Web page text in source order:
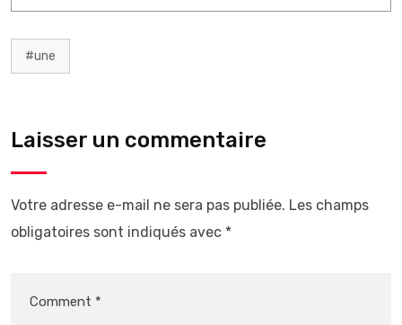
#une
Laisser un commentaire
Votre adresse e-mail ne sera pas publiée. Les champs
obligatoires sont indiqués avec *